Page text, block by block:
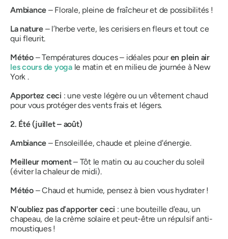
Ambiance – Florale, pleine de fraîcheur et de possibilités !
La nature– l’herbe verte, les cerisiers en fleurs et tout ce
qui fleurit.
Météo– Températures douces – idéales pouren plein air
les cours de yogale matin et en milieu de journée à New
York .
Apportez ceci : une veste légère ou un vêtement chaud
pour vous protéger des vents frais et légers.
2. Été (juillet – août)
Ambiance – Ensoleillée, chaude et pleine d'énergie.
Meilleur moment– ​​Tôt le matin ou au coucher du soleil
(éviter la chaleur de midi).
Météo– Chaud et humide, pensez à bien vous hydrater !
N'oubliez pas d'apporter ceci : une bouteille d'eau, un
chapeau, de la crème solaire et peut-être un répulsif anti-
moustiques !